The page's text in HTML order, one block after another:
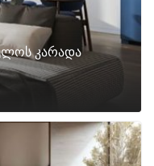
კარადა